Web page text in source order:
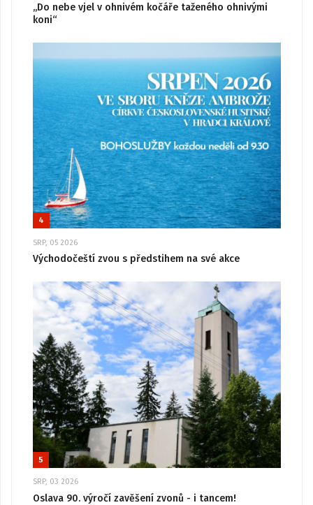
„Do nebe vjel v ohnivém kočáře taženého ohnivými
koni“
4
SRP, 05 2026
Východočeští zvou s předstihem na své akce
5
SRP, 03 2026
Oslava 90. výročí zavěšení zvonů - i tancem!